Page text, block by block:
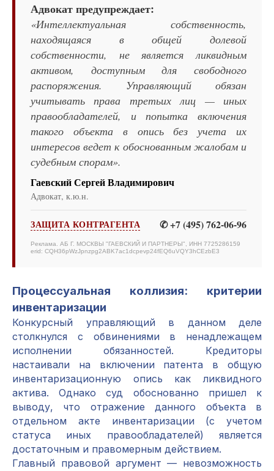
Адвокат предупреждает:
«Интеллектуальная собственность,
находящаяся в общей долевой
собственности, не является ликвидным
активом, доступным для свободного
распоряжения. Управляющий обязан
учитывать права третьих лиц — иных
правообладателей, и попытка включения
такого объекта в опись без учета их
интересов ведет к обоснованным жалобам и
судебным спорам».
Гаевский Сергей Владимирович
Адвокат, к.ю.н.
ЗАЩИТА КОНТРАГЕНТА ✆ +7 (495) 762-06-96
Реклама. АБ Г. МОСКВЫ "ГАЕВСКИЙ И ПАРТНЕРЫ", ИНН 7725286159
erid: CQH36pWzJpnzpg2ABK7ac1dcpevp24fEQ6uVQY3hCEzbE3
Процессуальная коллизия: критерии
инвентаризации
Конкурсный управляющий в данном деле
столкнулся с обвинениями в ненадлежащем
исполнении обязанностей. Кредиторы
настаивали на включении патента в общую
инвентаризационную опись как ликвидного
актива. Однако суд обоснованно пришел к
выводу, что отражение данного объекта в
отдельном акте инвентаризации (с учетом
статуса иных правообладателей) является
достаточным и правомерным действием.
Главный правовой аргумент — невозможность